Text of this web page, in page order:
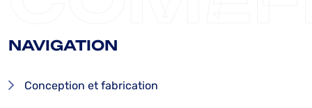
NAVIGATION
Conception et fabrication